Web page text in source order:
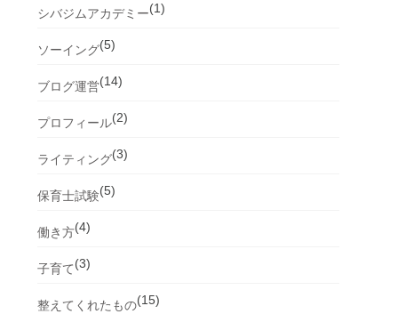
シバジムアカデミー(1)
ソーイング(5)
ブログ運営(14)
プロフィール(2)
ライティング(3)
保育士試験(5)
働き方(4)
子育て(3)
整えてくれたもの(15)